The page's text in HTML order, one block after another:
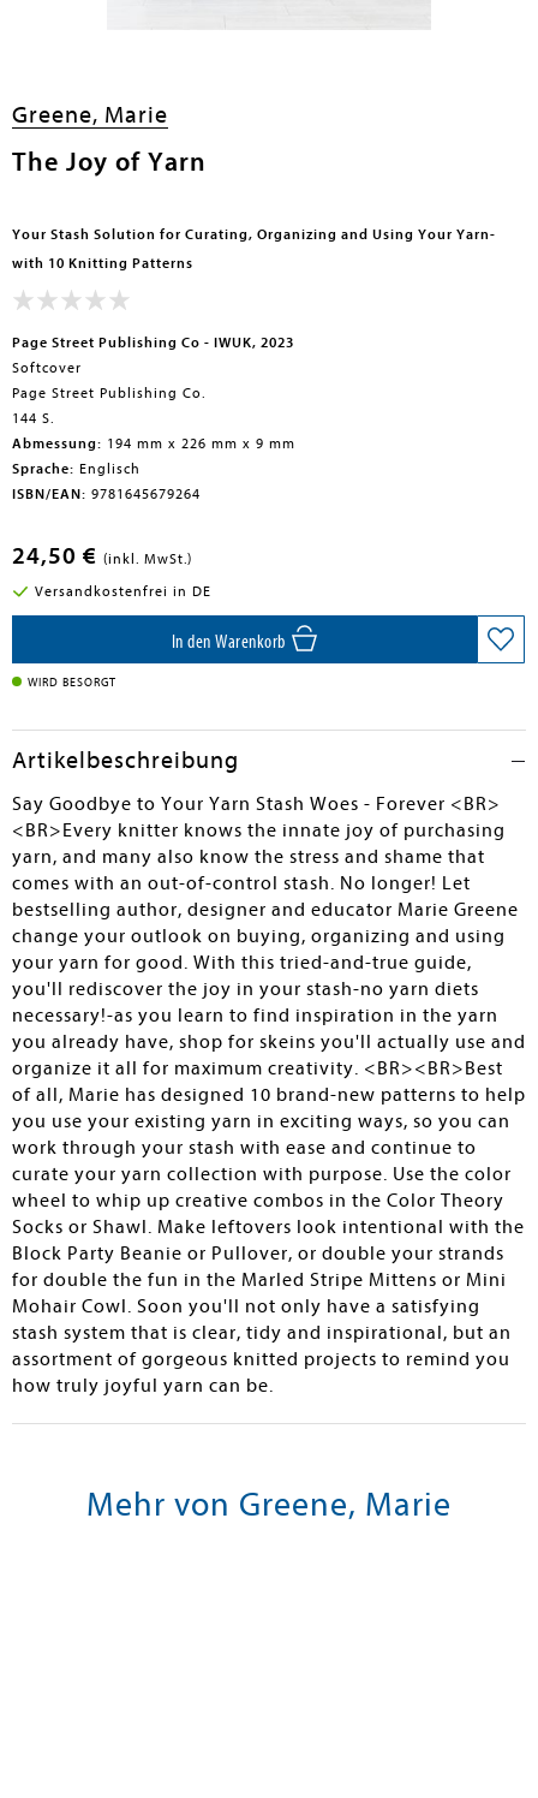
Greene, Marie
The Joy of Yarn
Your Stash Solution for Curating, Organizing and Using Your Yarn-
with 10 Knitting Patterns
Page Street Publishing Co - IWUK, 2023
Softcover
Page Street Publishing Co.
144 S.
Abmessung: 194 mm x 226 mm x 9 mm
Sprache: Englisch
ISBN/EAN: 9781645679264
24,50 € (inkl. MwSt.)
Versandkostenfrei in DE
In den Warenkorb
WIRD BESORGT
Artikelbeschreibung
Say Goodbye to Your Yarn Stash Woes - Forever <BR>
<BR>Every knitter knows the innate joy of purchasing
yarn, and many also know the stress and shame that
comes with an out-of-control stash. No longer! Let
bestselling author, designer and educator Marie Greene
change your outlook on buying, organizing and using
your yarn for good. With this tried-and-true guide,
you'll rediscover the joy in your stash-no yarn diets
necessary!-as you learn to find inspiration in the yarn
you already have, shop for skeins you'll actually use and
organize it all for maximum creativity. <BR><BR>Best
of all, Marie has designed 10 brand-new patterns to help
you use your existing yarn in exciting ways, so you can
work through your stash with ease and continue to
curate your yarn collection with purpose. Use the color
wheel to whip up creative combos in the Color Theory
Socks or Shawl. Make leftovers look intentional with the
Block Party Beanie or Pullover, or double your strands
for double the fun in the Marled Stripe Mittens or Mini
Mohair Cowl. Soon you'll not only have a satisfying
stash system that is clear, tidy and inspirational, but an
assortment of gorgeous knitted projects to remind you
how truly joyful yarn can be.
Mehr von Greene, Marie